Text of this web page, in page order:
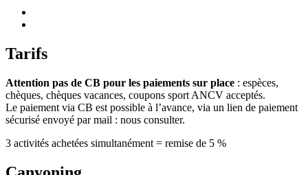
Tarifs
Attention pas de CB pour les paiements sur place : espèces,
chèques, chèques vacances, coupons sport ANCV acceptés.
Le paiement via CB est possible à l’avance, via un lien de paiement
sécurisé envoyé par mail : nous consulter.
3 activités achetées simultanément = remise de 5 %